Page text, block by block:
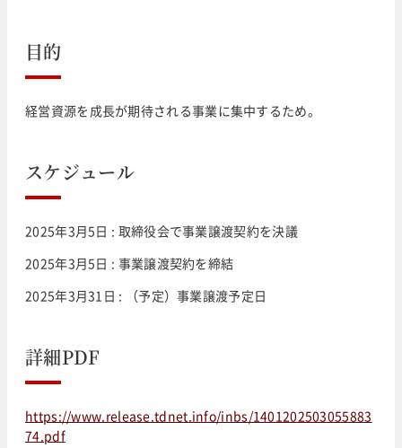
目的
経営資源を成長が期待される事業に集中するため。
スケジュール
2025年3月5日 : 取締役会で事業譲渡契約を決議
2025年3月5日 : 事業譲渡契約を締結
2025年3月31日 : （予定）事業譲渡予定日
詳細PDF
https://www.release.tdnet.info/inbs/1401202503055883
74.pdf